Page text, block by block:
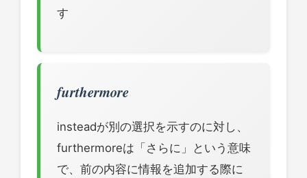
す
furthermore
insteadが別の選択を示すのに対し、
furthermoreは「さらに」という意味
で、前の内容に情報を追加する際に